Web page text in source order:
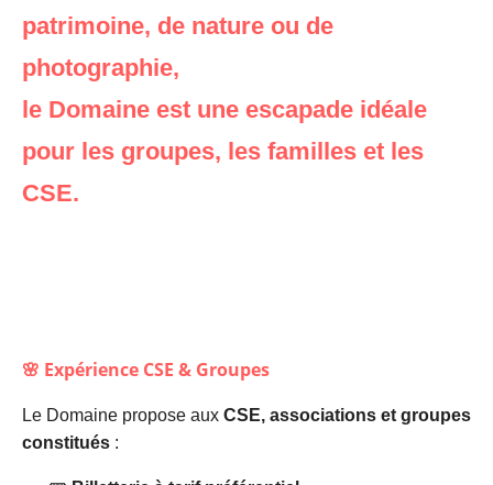
patrimoine, de nature ou de
photographie,
le Domaine est une escapade idéale
pour les groupes, les familles et les
CSE.
🌸 Expérience CSE & Groupes
Le Domaine propose aux CSE, associations et groupes
constitués :